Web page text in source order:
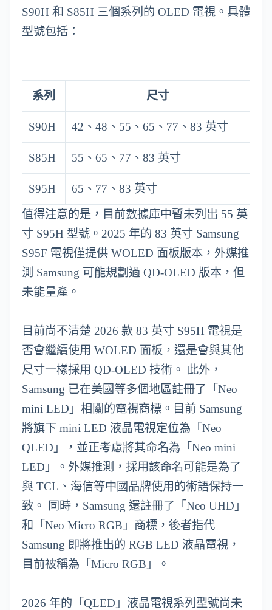
S90H 和 S85H 三個系列的 OLED 電視。具體
型號包括：
系列 尺寸
S90H 42、48、55、65、77、83 英寸
S85H 55、65、77、83 英寸
S95H
65、77、83 英寸
值得注意的是，目前數據庫中暫未列出 55 英
寸 S95H 型號。2025 年的 83 英寸 Samsung
S95F 電視僅提供 WOLED 面板版本，外媒推
測 Samsung 可能規劃過 QD-OLED 版本，但
未能量產。
目前尚不清楚 2026 款 83 英寸 S95H 電視是
否會繼續使用 WOLED 面板，還是會與其他
尺寸一樣採用 QD-OLED 技術。 此外，
Samsung 已在美國等多個地區註冊了「Neo
mini LED」相關的電視商標。目前 Samsung
將旗下 mini LED 液晶電視定位為「Neo
QLED」，並正考慮將其命名為「Neo mini
LED」。外媒推測，採用該命名可能是為了
與 TCL、海信等中國品牌使用的術語保持一
致。 同時，Samsung 還註冊了「Neo UHD」
和「Neo Micro RGB」商標，後者指代
Samsung 即將推出的 RGB LED 液晶電視，
目前被稱為「Micro RGB」。
2026 年的「QLED」液晶電視系列型號尚未